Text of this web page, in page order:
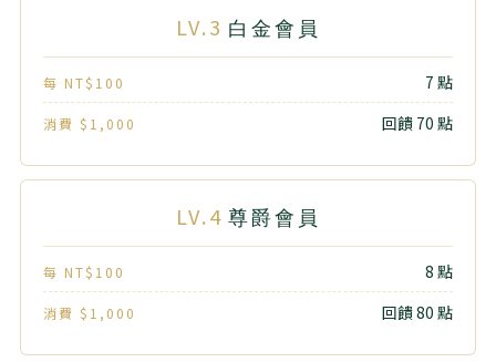
LV.3 白金會員
每 NT$100 7 點
消費 $1,000 回饋 70 點
LV.4 尊爵會員
每 NT$100 8 點
消費 $1,000 回饋 80 點